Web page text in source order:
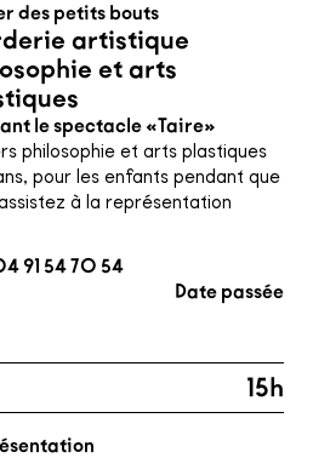
des petits bouts
artistique
et arts
le spectacle «Taire»
philosophie et arts plastiques
pour les enfants pendant que
à la représentation
91 54 70 54
Date passée
15h